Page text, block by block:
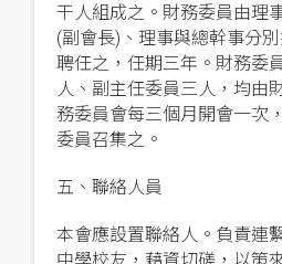
干人組成之。財務委員由理
(副會長)、理事與總幹事分
聘任之，任期三年。財務委
人、副主任委員三人，均由
務委員會每三個月開會一次
委員召集之。
五、聯絡人員
本會應設置聯絡人。負責連